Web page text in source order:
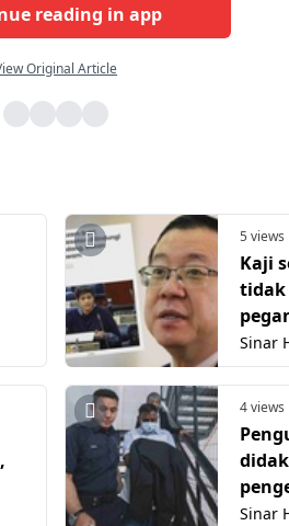
reading in app
Original Article
5 views
Kaji
tidak
Sinar
4 views
Sinar